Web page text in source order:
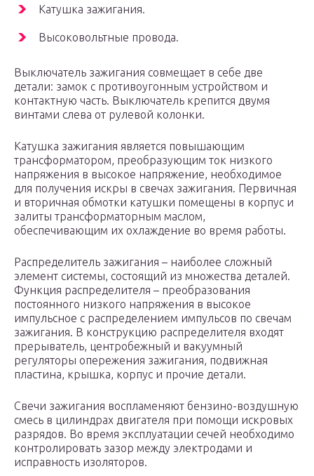
Катушка зажигания.
Высоковольтные провода.
Выключатель зажигания совмещает в себе две
детали: замок с противоугонным устройством и
контактную часть. Выключатель крепится двумя
винтами слева от рулевой колонки.
Катушка зажигания является повышающим
трансформатором, преобразующим ток низкого
напряжения в высокое напряжение, необходимое
для получения искры в свечах зажигания. Первичная
и вторичная обмотки катушки помещены в корпус и
залиты трансформаторным маслом,
обеспечивающим их охлаждение во время работы.
Распределитель зажигания – наиболее сложный
элемент системы, состоящий из множества деталей.
Функция распределителя – преобразования
постоянного низкого напряжения в высокое
импульсное с распределением импульсов по свечам
зажигания. В конструкцию распределителя входят
прерыватель, центробежный и вакуумный
регуляторы опережения зажигания, подвижная
пластина, крышка, корпус и прочие детали.
Свечи зажигания воспламеняют бензино-воздушную
смесь в цилиндрах двигателя при помощи искровых
разрядов. Во время эксплуатации сечей необходимо
контролировать зазор между электродами и
исправность изоляторов.